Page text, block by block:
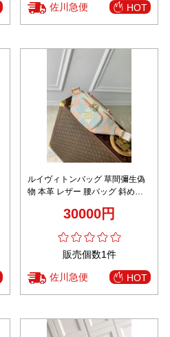
佐川急便 HOT
ルイヴィトンバッグ 草間彌生偽
物 本革 レザー 腰バッグ 斜め掛
30000円
販売個数1件
佐川急便 HOT